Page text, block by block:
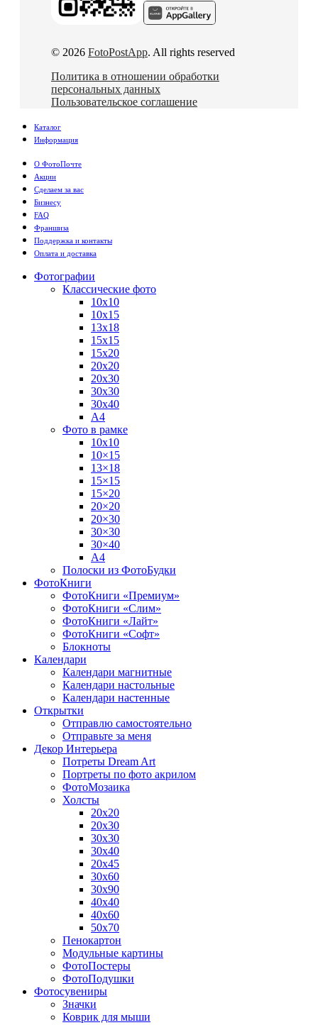
© 2026 FotoPostApp. All rights reserved
Политика в отношении обработки
персональных данных
Пользовательское соглашение
Каталог
Информация
О ФотоПочте
Акции
Сделаем за вас
Бизнесу
FAQ
Франшиза
Поддержка и контакты
Оплата и доставка
Фотографии
Классические фото
10х10
10х15
13х18
15х15
15х20
20х20
20х30
30х30
30х40
А4
Фото в рамке
10х10
10×15
13×18
15×15
15×20
20×20
20×30
30×30
30×40
A4
Полоски из ФотоБудки
ФотоКниги
ФотоКниги «Премиум»
ФотоКниги «Слим»
ФотоКниги «Лайт»
ФотоКниги «Софт»
Блокноты
Календари
Календари магнитные
Календари настольные
Календари настенные
Открытки
Отправлю самостоятельно
Отправьте за меня
Декор Интерьера
Потреты Dream Art
Портреты по фото акрилом
ФотоМозаика
Холсты
20х20
20х30
30х30
30х40
20х45
30х60
30х90
40х40
40х60
50х70
Пенокартон
Модульные картины
ФотоПостеры
ФотоПодушки
Фотоcувениры
Значки
Коврик для мыши